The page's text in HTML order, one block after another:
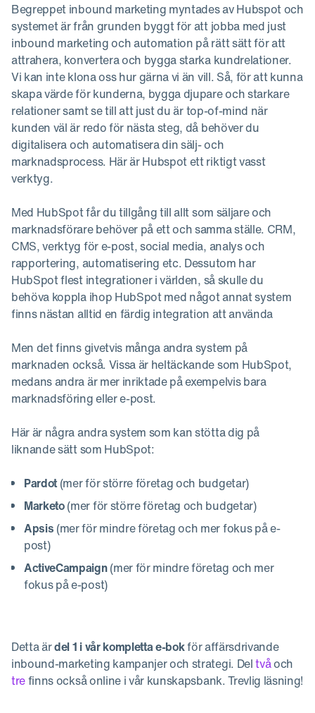
Begreppet inbound marketing myntades av Hubspot och
systemet är från grunden byggt för att jobba med just
inbound marketing och automation på rätt sätt för att
attrahera, konvertera och bygga starka kundrelationer.
Vi kan inte klona oss hur gärna vi än vill. Så, för att kunna
skapa värde för kunderna, bygga djupare och starkare
relationer samt se till att just du är top-of-mind när
kunden väl är redo för nästa steg, då behöver du
digitalisera och automatisera din sälj- och
marknadsprocess. Här är Hubspot ett riktigt vasst
verktyg.
Med HubSpot får du tillgång till allt som säljare och
marknadsförare behöver på ett och samma ställe. CRM,
CMS, verktyg för e-post, social media, analys och
rapportering, automatisering etc. Dessutom har
HubSpot flest integrationer i världen, så skulle du
behöva koppla ihop HubSpot med något annat system
finns nästan alltid en färdig integration att använda
Men det finns givetvis många andra system på
marknaden också. Vissa är heltäckande som HubSpot,
medans andra är mer inriktade på exempelvis bara
marknadsföring eller e-post.
Här är några andra system som kan stötta dig på
liknande sätt som HubSpot:
Pardot(mer för större företag och budgetar)
Marketo(mer för större företag och budgetar)
Apsis (mer för mindre företag och mer fokus på e-
post)
ActiveCampaign(mer för mindre företag och mer
fokus på e-post)
Detta ärdel 1 i vår kompletta e-bokför affärsdrivande
inbound-marketing kampanjer och strategi. Deltvåoch
trefinns också online i vår kunskapsbank. Trevlig läsning!